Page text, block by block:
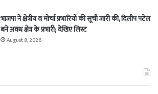
भाजपा ने क्षेत्रीय व मोर्चा प्रभारियों की सूची जारी की, दिलीप पटेल
बने अवध क्षेत्र के प्रभारी; देखिए लिस्ट
August 8, 2026